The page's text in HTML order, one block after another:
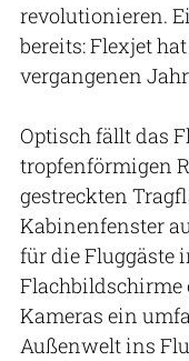
revolutionieren.
bereits: Flexjet
vergangenen
Optisch fällt das
tropfenförmigen
gestreckten
Kabinenfenster
für die Fluggäste
Flachbildschirme
Kameras ein
Außenwelt ins